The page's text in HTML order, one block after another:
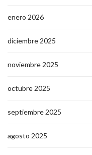
enero 2026
diciembre 2025
noviembre 2025
octubre 2025
septiembre 2025
agosto 2025